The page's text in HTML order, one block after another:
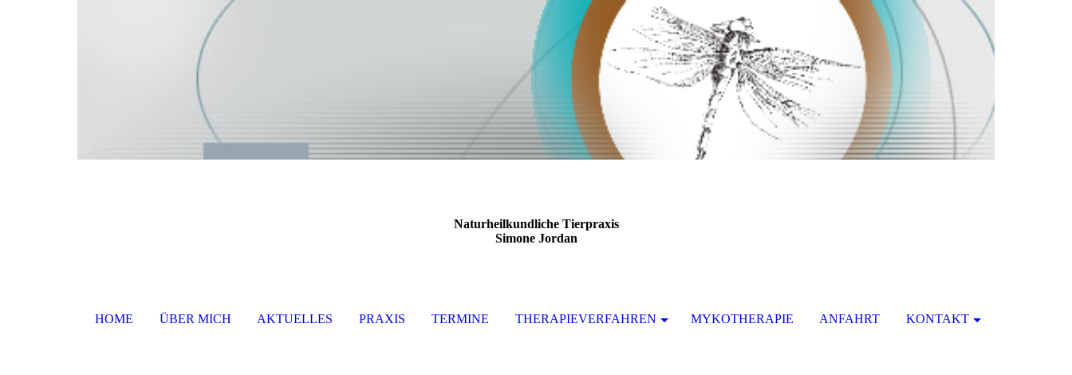
Naturheilkundliche Tierpraxis
Simone Jordan
HOME ÜBER MICH AKTUELLES PRAXIS TERMINE THERAPIEVERFAHREN MYKOTHERAPIE ANFAHRT KONTAKT